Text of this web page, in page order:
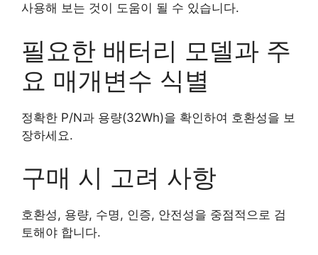
사용해 보는 것이 도움이 될 수 있습니다.
필요한 배터리 모델과 주
요 매개변수 식별
정확한 P/N과 용량(32Wh)을 확인하여 호환성을 보
장하세요.
구매 시 고려 사항
호환성, 용량, 수명, 인증, 안전성을 중점적으로 검
토해야 합니다.